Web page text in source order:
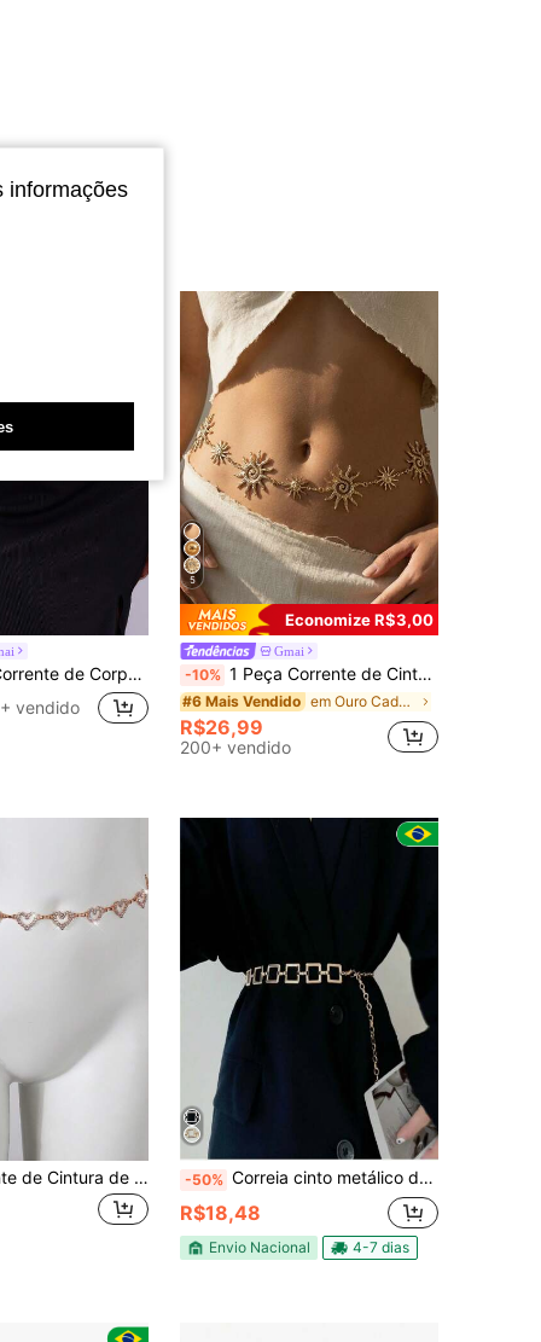
2.2K
de Moda Feminina, Cinto de Cintura Decorativo Geométrico para Vestido
vendido
5
Economize R$3,00
Gmai
-10% 1 Peça Corrente de Cintura Patchwork com Rosto Sorridente Vintage e Sol Dourado, Acessório de Joias Corporais de Moda Feminina para Verão, Adequado para Rua, Festa, Praia e Uso Diário
#6 Mais Vendido em Ouro Cadeia de cintura feminina
R$26,99
200+ vendido
1 Peça Corrente de Cintura de Liga de Cristal com Formato de Coração Minimalista e Elegante, Decoração de Vestido para Mulheres -50% Correia cinto metálico decoração quadrada 2024
R$18,48
Envio Nacional 4-7 dias
informações